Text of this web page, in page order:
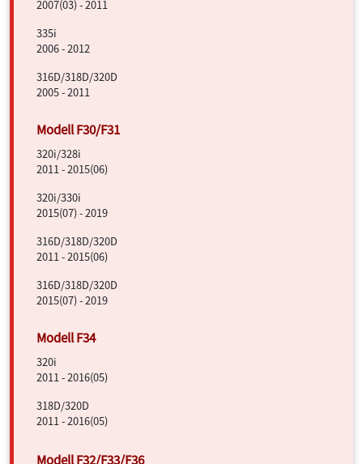
2007(03) - 2011
335i
2006 - 2012
316D/318D/320D
2005 - 2011
320i/328i
2011 - 2015(06)
320i/330i
2015(07) - 2019
316D/318D/320D
2011 - 2015(06)
316D/318D/320D
2015(07) - 2019
320i
2011 - 2016(05)
318D/320D
2011 - 2016(05)